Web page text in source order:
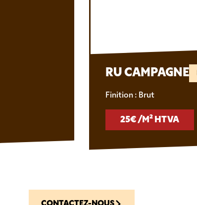
RU CAMPAGNE
Finition : Brut
25€ /M² HTVA